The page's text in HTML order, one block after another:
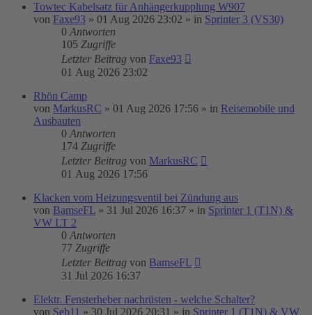
Towtec Kabelsatz für Anhängerkupplung W907
von Faxe93 » 01 Aug 2026 23:02 » in Sprinter 3 (VS30)
0 Antworten
105 Zugriffe
Letzter Beitrag von Faxe93
01 Aug 2026 23:02
Rhön Camp
von MarkusRC » 01 Aug 2026 17:56 » in Reisemobile und
Ausbauten
0 Antworten
174 Zugriffe
Letzter Beitrag von MarkusRC
01 Aug 2026 17:56
Klacken vom Heizungsventil bei Zündung aus
von BamseFL » 31 Jul 2026 16:37 » in Sprinter 1 (T1N) &
VW LT 2
0 Antworten
77 Zugriffe
Letzter Beitrag von BamseFL
31 Jul 2026 16:37
Elektr. Fensterheber nachrüsten - welche Schalter?
von Seb11 » 30 Jul 2026 20:31 » in Sprinter 1 (T1N) & VW